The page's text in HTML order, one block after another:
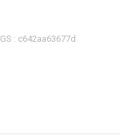
: c642aa63677d